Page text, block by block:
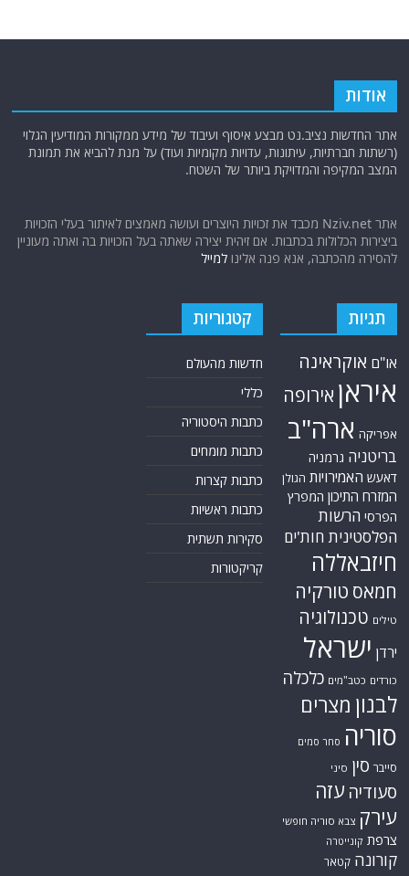
אודות
אתר החדשות נציב.נט מבצע איסוף ועיבוד של מידע ממקורות המודיעין הגלוי
(רשתות חברתיות, עיתונות, עדויות מקומיות ועוד) על מנת להביא את תמונת
המצב המקיפה והמדויקת ביותר של השטח.
אתר Nziv.net מכבד את זכויות היוצרים ועושה מאמצים לאיתור בעלי הזכויות
ביצירות הכלולות בכתבות. אם זיהית יצירה שאתה בעל הזכויות בה ואתה מעוניין
להסירה מהכתבה, אנא פנה אלינולמייל
תגיות
או"ם אוקראינה
איראן אירופה
אפריקה ארה"ב
בריטניה גרמניה
דאעש האמירויות הגולן
המזרח התיכון המפרץ
הפרסי הרשות
הפלסטינית חות'ים
חיזבאללה
חמאס טורקיה
טילים טכנולוגיה
ירדן ישראל
כורדים כטב"מים כלכלה
לבנון מצרים
סוריה סחר סמים
סייבר סין סיני
סעודיה עזה
עירק צבא סוריה חופשי
צרפת קונייטרה
קורונה קטאר
קטגוריות
חדשות מהעולם
כללי
כתבות היסטוריה
כתבות מומחים
כתבות קצרות
כתבות ראשיות
סקירות תשתית
קריקטורות